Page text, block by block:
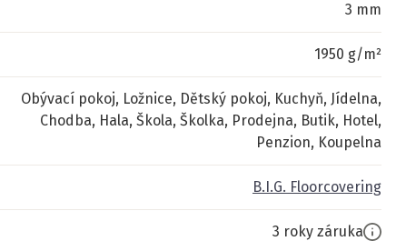
3 mm
1950 g/m²
Obývací pokoj, Ložnice, Dětský pokoj, Kuchyň, Jídelna,
Chodba, Hala, Škola, Školka, Prodejna, Butik, Hotel,
Penzion, Koupelna
B.I.G. Floorcovering
3 roky záruka